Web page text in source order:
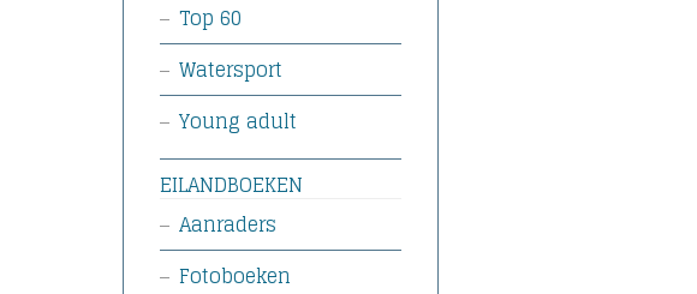
Top 60
Watersport
Young adult
EILANDBOEKEN
Aanraders
Fotoboeken